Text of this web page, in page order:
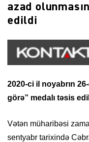
azad
edildi
2020-ci il noyabrın
görə” medalı təsis
Vətən müharibəsi
sentyabr tarixində